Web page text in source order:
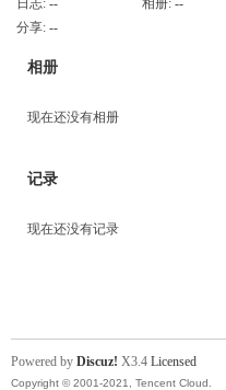
日志: -- 相册: --
分享: --
相册
现在还没有相册
记录
现在还没有记录
Powered by Discuz! X3.4 Licensed
Copyright © 2001-2021, Tencent Cloud.